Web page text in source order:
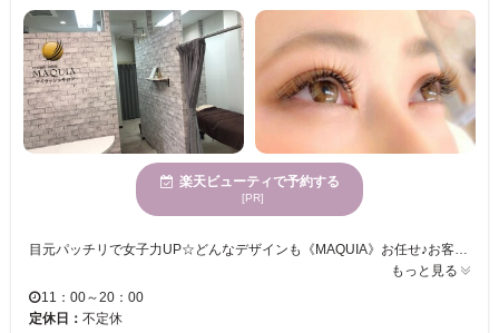
楽天ビューティで予約する
[PR]
もっと見る
11：00～20：00
定休日： 不定休